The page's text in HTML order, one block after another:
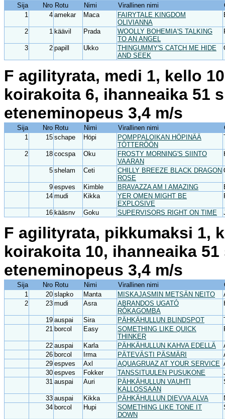
Sija Nro Rotu Nimi Virallinen nimi
1
4 amekar Maca
FAIRYTALE KINGDOM
OLIVIANNA
2 1 käävil Prada
WOOLLY BOHEMIA'S TALKING
TO AN ANGEL
3 2 papill Ukko
THINGUMMY'S CATCH ME HIDE
AND SEEK
F agilityrata, medi 1, kello
koirakoita 6, ihanneaika 51
eteneminopeus 3,4 m/s
Sija Nro Rotu Nimi Virallinen nimi
1
15 schape Höpi
POMPPALOIKAN HÖPINÄÄ
TÖTTERÖÖN
2 18 cocspa Oku
FROSTY MORNING'S SIINTO
VAARAN
5 shelam Ceti
CHILLY BREEZE BLACK DRAGON
ROSE
9 espves Kimble BRAVAZZA AM I AMAZING
14 mudi Kikka
YER OMEN MIGHT BE
EXPLOSIVE
16 kääsnv Goku SUPERVISORS RIGHT ON TIME
F agilityrata, pikkumaksi 1,
koirakoita 10, ihanneaika
eteneminopeus 3,4 m/s
Sija Nro Rotu Nimi Virallinen nimi
1
20 slapko Manta MISKAJASMIN METSÄN NEITO
2
23 mudi Asra
ABRANDOS UGATÓ
RÓKAGOMBA
19 auspai Sira PÄHKÄHULLUN BLINDSPOT
21 borcol Easy
SOMETHING LIKE QUICK
THINKER
22 auspai Karla PÄHKÄHULLUN KAHVA EDELLÄ
26 borcol Irma PÄTEVÄSTI PÄSMÄRI
29 espves Axl AQUAGRUAZ AT YOUR SERVICE
30 espves Fokker TANSSITUULEN PUSUKONE
31 auspai Auri
PÄHKÄHULLUN VAUHTI
KALLOSSAAN
33 auspai Kikka PÄHKÄHULLUN DIEVVA ALVA
34 borcol Hupi
SOMETHING LIKE TONE IT
DOWN